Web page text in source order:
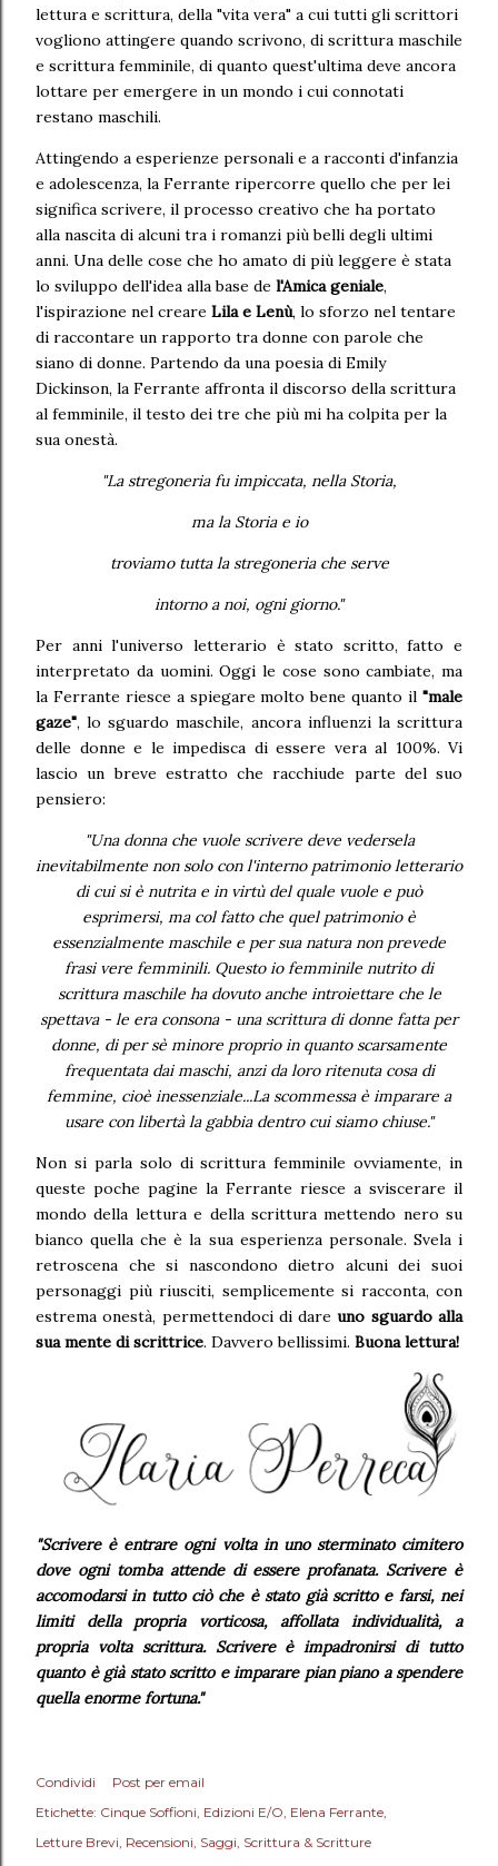
lettura e scrittura, della "vita vera" a cui tutti gli scrittori
vogliono attingere quando scrivono, di scrittura maschile
e scrittura femminile, di quanto quest'ultima deve ancora
lottare per emergere in un mondo i cui connotati
restano maschili.
Attingendo a esperienze personali e a racconti d'infanzia
e adolescenza, la Ferrante ripercorre quello che per lei
significa scrivere, il processo creativo che ha portato
alla nascita di alcuni tra i romanzi più belli degli ultimi
anni. Una delle cose che ho amato di più leggere è stata
lo sviluppo dell'idea alla base de l'Amica geniale,
l'ispirazione nel creare Lila e Lenù, lo sforzo nel tentare
di raccontare un rapporto tra donne con parole che
siano di donne. Partendo da una poesia di Emily
Dickinson, la Ferrante affronta il discorso della scrittura
al femminile, il testo dei tre che più mi ha colpita per la
sua onestà.
"La stregoneria fu impiccata, nella Storia,
ma la Storia e io
troviamo tutta la stregoneria che serve
intorno a noi, ogni giorno."
Per anni l'universo letterario è stato scritto, fatto e
interpretato da uomini. Oggi le cose sono cambiate, ma
la Ferrante riesce a spiegare molto bene quanto il "male
gaze", lo sguardo maschile, ancora influenzi la scrittura
delle donne e le impedisca di essere vera al 100%. Vi
lascio un breve estratto che racchiude parte del suo
pensiero:
"Una donna che vuole scrivere deve vedersela
inevitabilmente non solo con l'interno patrimonio letterario
di cui si è nutrita e in virtù del quale vuole e può
esprimersi, ma col fatto che quel patrimonio è
essenzialmente maschile e per sua natura non prevede
frasi vere femminili. Questo io femminile nutrito di
scrittura maschile ha dovuto anche introiettare che le
spettava - le era consona - una scrittura di donne fatta per
donne, di per sè minore proprio in quanto scarsamente
frequentata dai maschi, anzi da loro ritenuta cosa di
femmine, cioè inessenziale...La scommessa è imparare a
usare con libertà la gabbia dentro cui siamo chiuse."
Non si parla solo di scrittura femminile ovviamente, in
queste poche pagine la Ferrante riesce a sviscerare il
mondo della lettura e della scrittura mettendo nero su
bianco quella che è la sua esperienza personale. Svela i
retroscena che si nascondono dietro alcuni dei suoi
personaggi più riusciti, semplicemente si racconta, con
estrema onestà, permettendoci di dareuno sguardo alla
sua mente di scrittrice. Davvero bellissimi. Buona lettura!
"Scrivere è entrare ogni volta in uno sterminato cimitero
dove ogni tomba attende di essere profanata. Scrivere è
accomodarsi in tutto ciò che è stato già scritto e farsi, nei
limiti della propria vorticosa, affollata individualità, a
propria volta scrittura. Scrivere è impadronirsi di tutto
quanto è già stato scritto e imparare pian piano a spendere
quella enorme fortuna."
Condividi
Post per email
Etichette: Cinque Soffioni Edizioni E/O Elena Ferrante
Letture Brevi Recensioni Saggi Scrittura & Scritture